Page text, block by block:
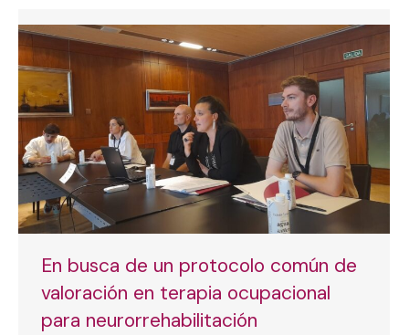
En busca de un protocolo común de
valoración en terapia ocupacional
para neurorrehabilitación